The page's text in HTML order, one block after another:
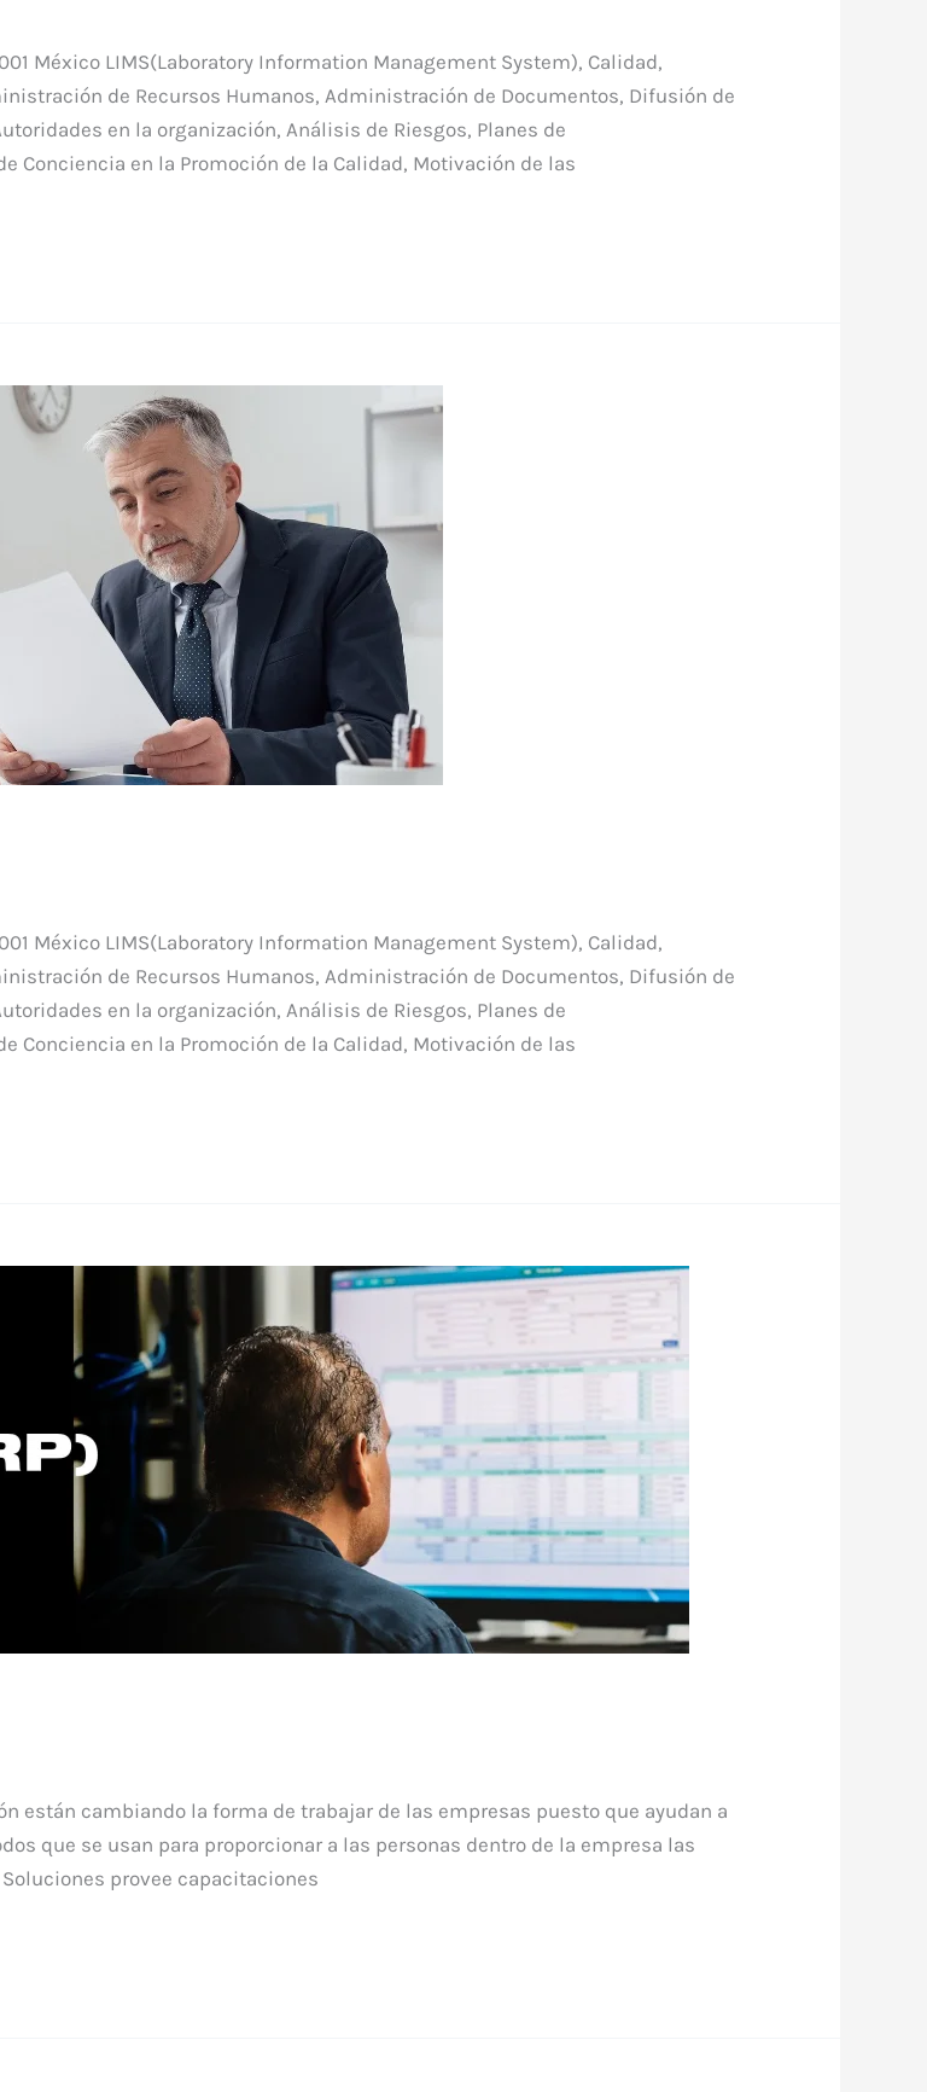
México LIMS(Laboratory Information Management System), Calidad,
de Recursos Humanos, Administración de Documentos, Difusión de
en la organización, Análisis de Riesgos, Planes de
Conciencia en la Promoción de la Calidad, Motivación de las
México LIMS(Laboratory Information Management System), Calidad,
de Recursos Humanos, Administración de Documentos, Difusión de
en la organización, Análisis de Riesgos, Planes de
Conciencia en la Promoción de la Calidad, Motivación de las
están cambiando la forma de trabajar de las empresas puesto que ayudan a
que se usan para proporcionar a las personas dentro de la empresa las
provee capacitaciones